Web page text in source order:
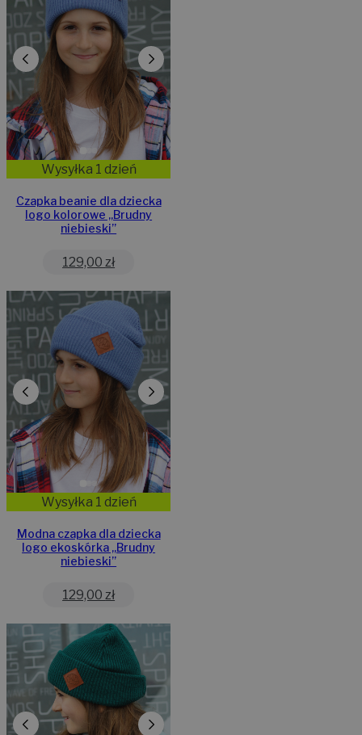
Wysyłka 1 dzień
Czapka beanie dla dziecka
logo kolorowe „Brudny
niebieski”
129,00 zł
Wysyłka 1 dzień
Modna czapka dla dziecka
logo ekoskórka „Brudny
niebieski”
129,00 zł